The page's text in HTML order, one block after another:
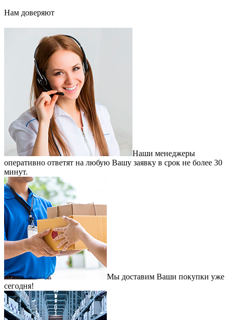
Нам доверяют
Наши менеджеры
оперативно ответят на любую Вашу заявку в срок не более 30
минут.
Мы доставим Ваши покупки уже
сегодня!